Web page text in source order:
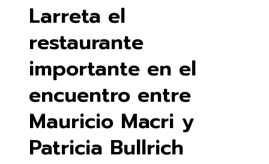
Larreta el
restaurante
importante en el
encuentro entre
Mauricio Macri y
Patricia Bullrich